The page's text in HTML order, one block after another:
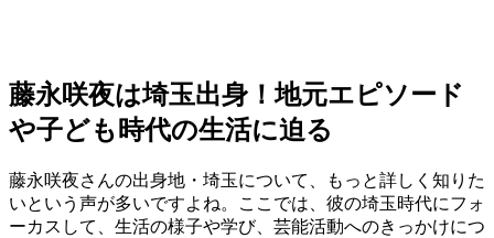
藤永咲夜は埼玉出身！地元エピソード
や子ども時代の生活に迫る
藤永咲夜さんの出身地・埼玉について、もっと詳しく知りた
いという声が多いですよね。ここでは、彼の埼玉時代にフォ
ーカスして、生活の様子や学び、芸能活動へのきっかけにつ